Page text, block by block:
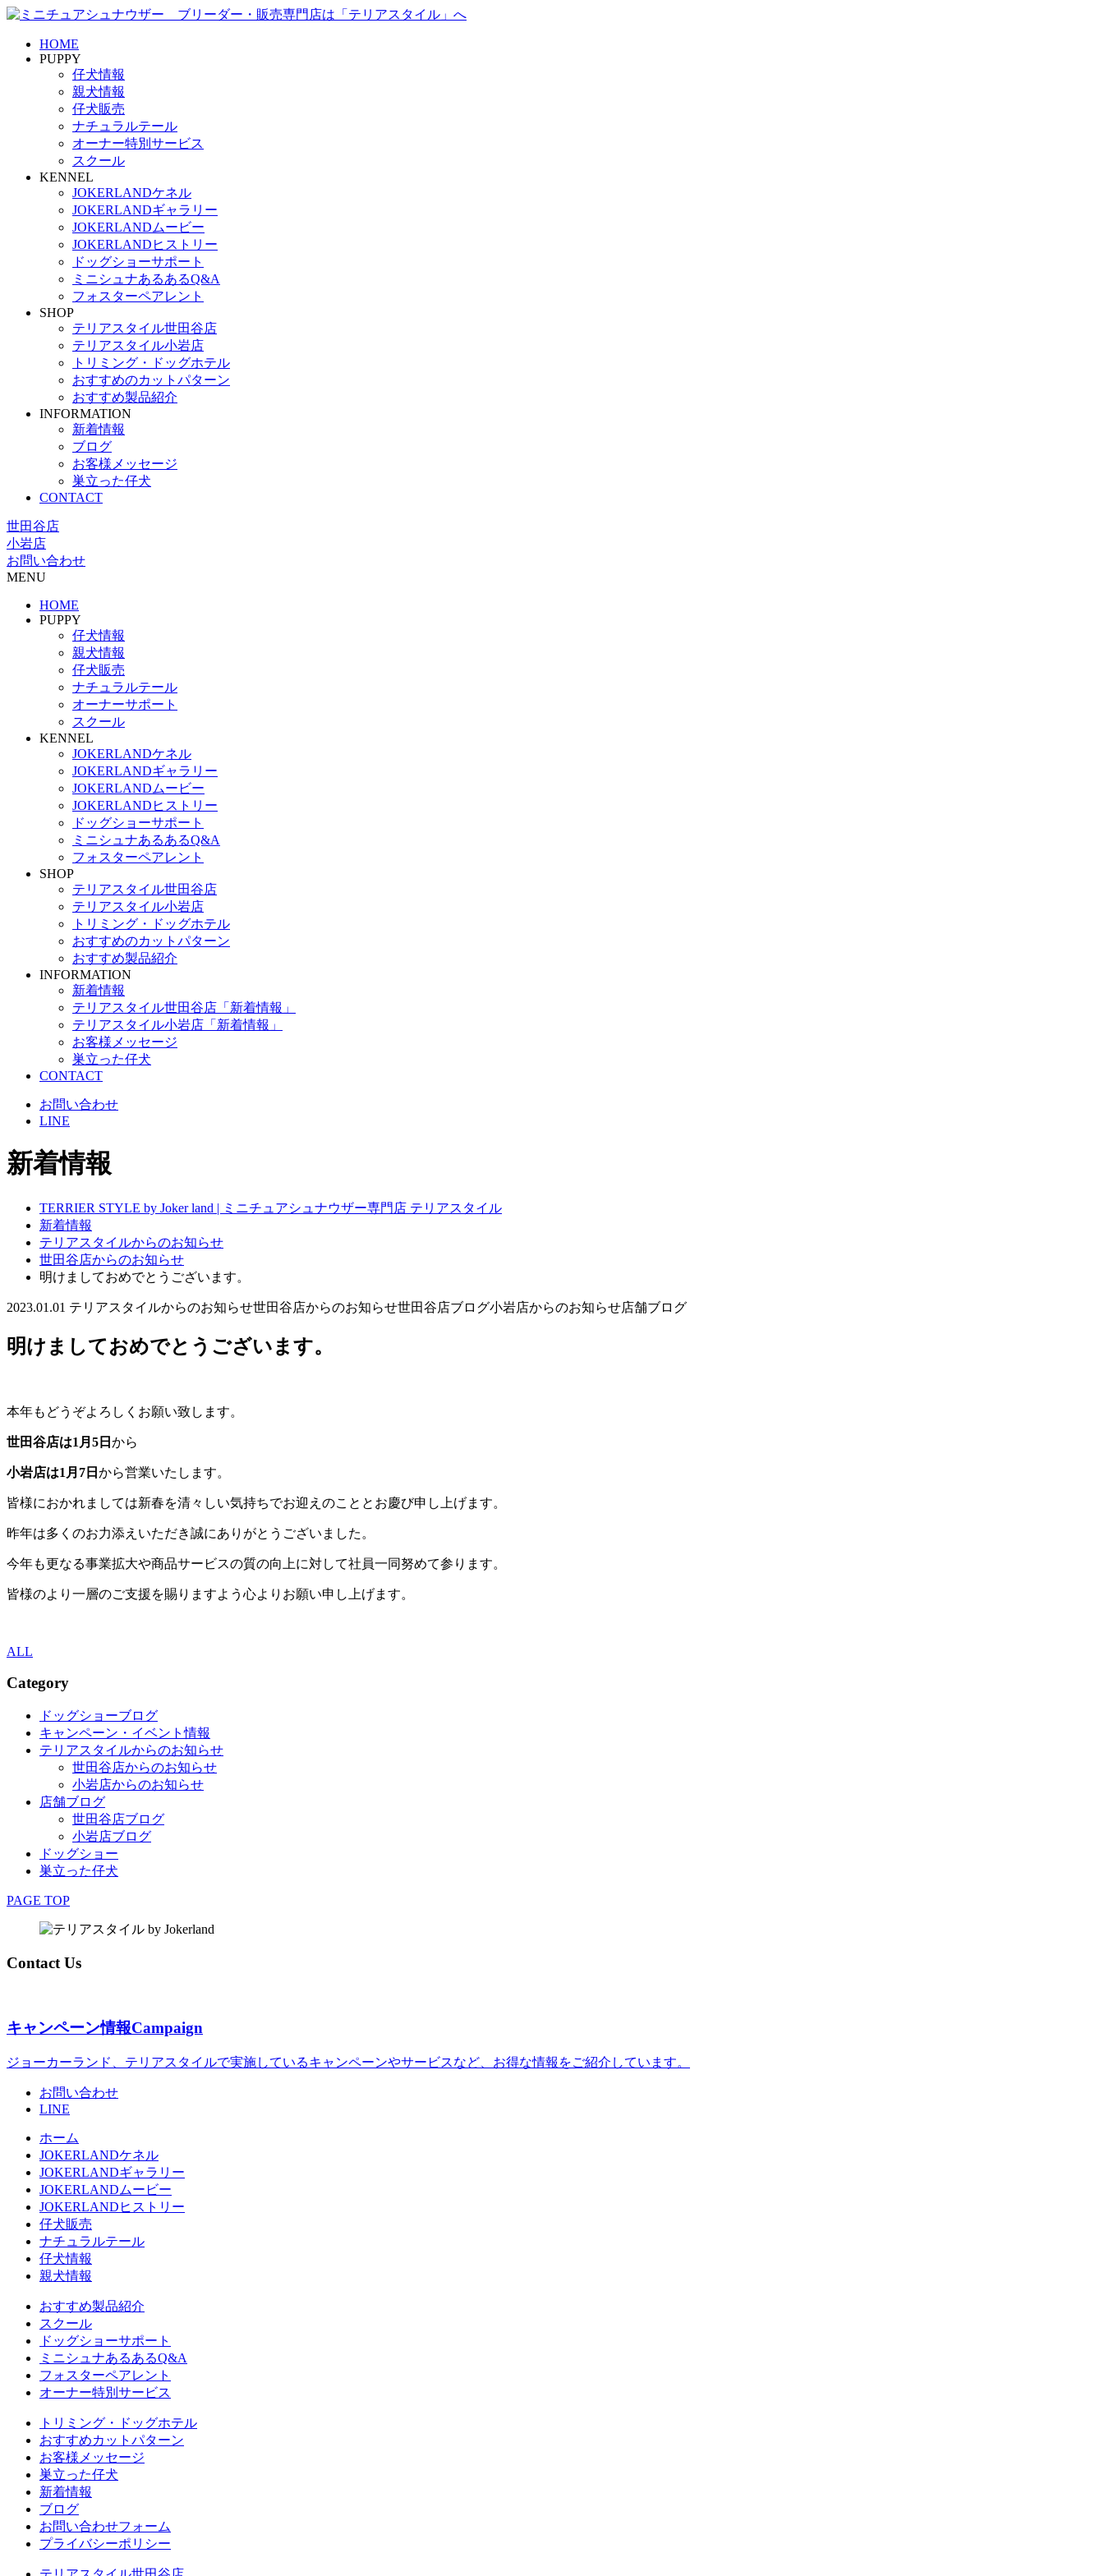
HOME
PUPPY
仔犬情報
親犬情報
仔犬販売
ナチュラルテール
オーナー特別サービス
スクール
KENNEL
JOKERLANDケネル
JOKERLANDギャラリー
JOKERLANDムービー
JOKERLANDヒストリー
ドッグショーサポート
ミニシュナあるあるQ&A
フォスターペアレント
SHOP
テリアスタイル世田谷店
テリアスタイル小岩店
トリミング・ドッグホテル
おすすめのカットパターン
おすすめ製品紹介
INFORMATION
新着情報
ブログ
お客様メッセージ
巣立った仔犬
CONTACT
世田谷店
小岩店
お問い合わせ
MENU
HOME
PUPPY
仔犬情報
親犬情報
仔犬販売
ナチュラルテール
オーナーサポート
スクール
KENNEL
JOKERLANDケネル
JOKERLANDギャラリー
JOKERLANDムービー
JOKERLANDヒストリー
ドッグショーサポート
ミニシュナあるあるQ&A
フォスターペアレント
SHOP
テリアスタイル世田谷店
テリアスタイル小岩店
トリミング・ドッグホテル
おすすめのカットパターン
おすすめ製品紹介
INFORMATION
新着情報
テリアスタイル世田谷店「新着情報」
テリアスタイル小岩店「新着情報」
お客様メッセージ
巣立った仔犬
CONTACT
お問い合わせ
LINE
新着情報
TERRIER STYLE by Joker land | ミニチュアシュナウザー専門店 テリアスタイル
新着情報
テリアスタイルからのお知らせ
世田谷店からのお知らせ
明けましておめでとうございます。
2023.01.01 テリアスタイルからのお知らせ世田谷店からのお知らせ世田谷店ブログ小岩店からのお知らせ店舗ブログ
明けましておめでとうございます。
本年もどうぞよろしくお願い致します。
世田谷店は1月5日 から
小岩店は1月7日 から営業いたします。
皆様におかれましては新春を清々しい気持ちでお迎えのこととお慶び申し上げます。
昨年は多くのお力添えいただき誠にありがとうございました。
今年も更なる事業拡大や商品サービスの質の向上に対して社員一同努めて参ります。
皆様のより一層のご支援を賜りますよう心よりお願い申し上げます。
ALL
Category
ドッグショーブログ
キャンペーン・イベント情報
テリアスタイルからのお知らせ
世田谷店からのお知らせ
小岩店からのお知らせ
店舗ブログ
世田谷店ブログ
小岩店ブログ
ドッグショー
巣立った仔犬
PAGE TOP
Contact Us
キャンペーン情報Campaign
ジョーカーランド、テリアスタイルで実施しているキャンペーンやサービスなど、お得な情報をご紹介しています。
お問い合わせ
LINE
ホーム
JOKERLANDケネル
JOKERLANDギャラリー
JOKERLANDムービー
JOKERLANDヒストリー
仔犬販売
ナチュラルテール
仔犬情報
親犬情報
おすすめ製品紹介
スクール
ドッグショーサポート
ミニシュナあるあるQ&A
フォスターペアレント
オーナー特別サービス
トリミング・ドッグホテル
おすすめカットパターン
お客様メッセージ
巣立った仔犬
新着情報
ブログ
お問い合わせフォーム
プライバシーポリシー